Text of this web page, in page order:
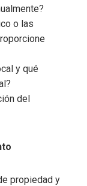
o las
y qué
del
propiedad y